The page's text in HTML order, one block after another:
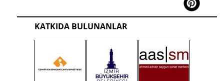
KATKIDA BULUNANLAR